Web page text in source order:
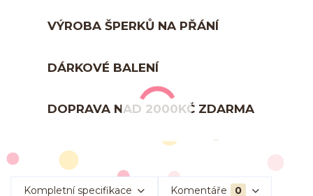
VÝROBA ŠPERKŮ NA PŘÁNÍ
DÁRKOVÉ BALENÍ
DOPRAVA NAD 2000KČ ZDARMA
Kompletní specifikace Komentáře 0